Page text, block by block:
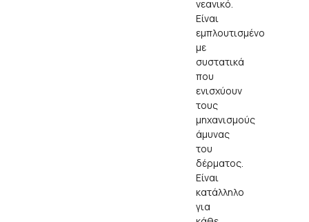
νεανικό.
Είναι
εμπλουτισμένο
με
συστατικά
που
ενισχύουν
τους
μηχανισμούς
άμυνας
του
δέρματος.
Είναι
κατάλληλο
για